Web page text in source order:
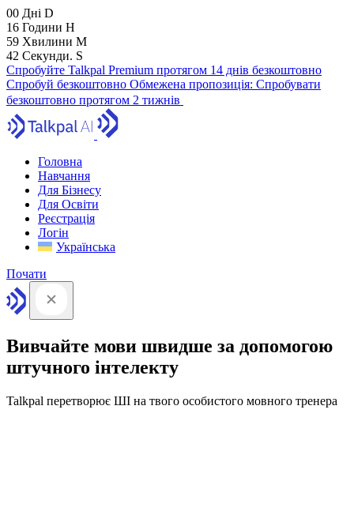
00 Дні D
16 Години H
59 Хвилини M
42 Секунди. S
Спробуйте Talkpal Premium протягом 14 днів безкоштовно
Спробуй безкоштовно Обмежена пропозиція: Спробувати
безкоштовно протягом 2 тижнів
Головна
Навчання
Для Бізнесу
Для Освіти
Реєстрація
Логін
Українська
Почати
Вивчайте мови швидше за допомогою
штучного інтелекту
Talkpal перетворює ШІ на твого особистого мовного тренера